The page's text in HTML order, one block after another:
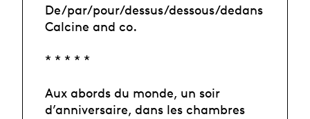
De/par/pour/dessus/dessous/dedans
Calcine and co.
* * * * *
Aux abords du monde, un soir
d’anniversaire, dans les chambres